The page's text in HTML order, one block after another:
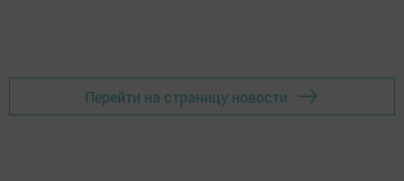
Перейти на страницу новости